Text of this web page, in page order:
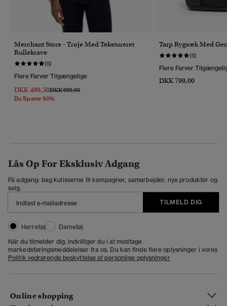
Merchant Store - Trøje Med Tekstureret
Rullekrave
(5)
Flere Farver Tilgængelige
DKK 499,50Pris Nedsat Fra
DKK 999,00Til
Du Sparer 50%
Tarp Rygsæk Med
(5)
Flere Farver
DKK 799,00
Lås Op For Eksklusiv Adgang
Få adgang: bag kulisserne til kampagner, samarbejder, nye produkter og
salg.
TILMELD DIG
Herretøj
Dametøj
Når du tilmelder dig, indvilliger du i at modtage
markedsføringsmeddelelser fra os. Du kan finde flere oplysninger i vores
Politik vedrørende beskyttelse af personlige oplysninger
Online shopping